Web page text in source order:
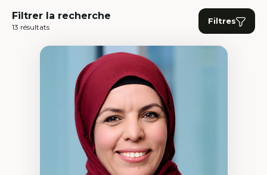
Filtrer la recherche
13 résultats
Filtres